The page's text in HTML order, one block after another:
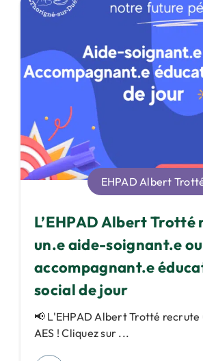
EHPAD Albert
L’EHPAD Albert Trotté
un.e aide-soignant.e
accompagnant.e
social de jour
📢 L'EHPAD Albert Trotté recrute
AES ! Cliquez sur ...